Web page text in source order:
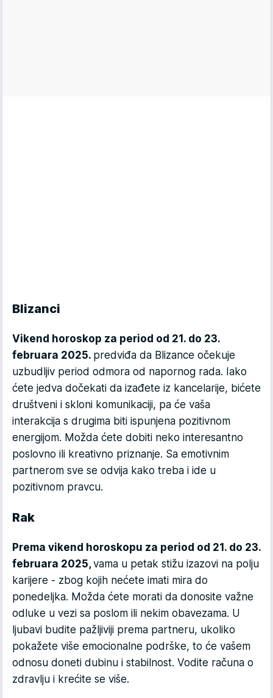
Blizanci
Vikend horoskop za period od 21. do 23.
februara 2025. predviđa da Blizance očekuje
uzbudljiv period odmora od napornog rada. Iako
ćete jedva dočekati da izađete iz kancelarije, bićete
društveni i skloni komunikaciji, pa će vaša
interakcija s drugima biti ispunjena pozitivnom
energijom. Možda ćete dobiti neko interesantno
poslovno ili kreativno priznanje. Sa emotivnim
partnerom sve se odvija kako treba i ide u
pozitivnom pravcu.
Rak
Prema vikend horoskopu za period od 21. do 23.
februara 2025,vama u petak stižu izazovi na polju
karijere - zbog kojih nećete imati mira do
ponedeljka. Možda ćete morati da donosite važne
odluke u vezi sa poslom ili nekim obavezama. U
ljubavi budite pažljiviji prema partneru, ukoliko
pokažete više emocionalne podrške, to će vašem
odnosu doneti dubinu i stabilnost. Vodite računa o
zdravlju i krećite se više.